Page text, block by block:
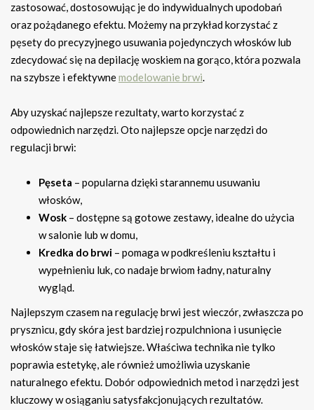
zastosować, dostosowując je do indywidualnych upodobań
oraz pożądanego efektu. Możemy na przykład korzystać z
pęsety do precyzyjnego usuwania pojedynczych włosków lub
zdecydować się na depilację woskiem na gorąco, która pozwala
na szybsze i efektywnemodelowanie brwi.
Aby uzyskać najlepsze rezultaty, warto korzystać z
odpowiednich narzędzi. Oto najlepsze opcje narzędzi do
regulacji brwi:
Pęseta – popularna dzięki starannemu usuwaniu
włosków,
Wosk – dostępne są gotowe zestawy, idealne do użycia
w salonie lub w domu,
Kredka do brwi – pomaga w podkreśleniu kształtu i
wypełnieniu luk, co nadaje brwiom ładny, naturalny
wygląd.
Najlepszym czasem na regulację brwi jest wieczór, zwłaszcza po
prysznicu, gdy skóra jest bardziej rozpulchniona i usunięcie
włosków staje się łatwiejsze. Właściwa technika nie tylko
poprawia estetykę, ale również umożliwia uzyskanie
naturalnego efektu. Dobór odpowiednich metod i narzędzi jest
kluczowy w osiąganiu satysfakcjonujących rezultatów.